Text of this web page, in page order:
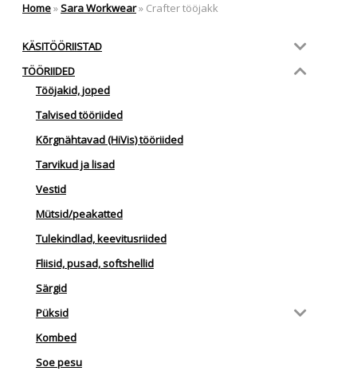
Home»Sara Workwear» Crafter tööjakk
KÄSITÖÖRIISTAD
TÖÖRIIDED
Tööjakid, joped
Talvised tööriided
Kõrgnähtavad (HiVis) tööriided
Tarvikud ja lisad
Vestid
Mütsid/peakatted
Tulekindlad, keevitusriided
Fliisid, pusad, softshellid
Särgid
Püksid
Kombed
Soe pesu